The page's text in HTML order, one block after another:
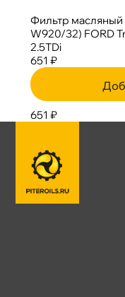
Фильтр масляный
W920/32) FORD
2.5TDi
651 ₽
651 ₽